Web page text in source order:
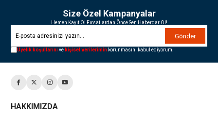
Size Özel Kampanyalar
Hemen Kayıt Ol Fırsatlardan Önce Sen Haberdar Ol!
Gönder
Üyelik koşullarınıve kişisel verilerimin korunmasını kabul ediyorum.
HAKKIMIZDA